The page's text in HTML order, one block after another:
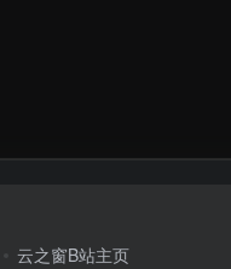
云之窗B站主页